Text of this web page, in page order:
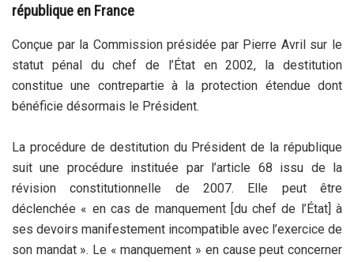
république en France
Conçue par la Commission présidée par Pierre Avril sur le
statut pénal du chef de l’État en 2002, la destitution
constitue une contrepartie à la protection étendue dont
bénéficie désormais le Président.
La procédure de destitution du Président de la république
suit une procédure instituée par l’article 68 issu de la
révision constitutionnelle de 2007. Elle peut être
déclenchée « en cas de manquement [du chef de l’État] à
ses devoirs manifestement incompatible avec l’exercice de
son mandat ». Le « manquement » en cause peut concerner